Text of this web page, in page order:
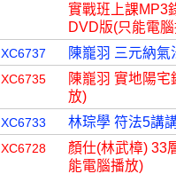
實戰班上課MP3
DVD版(只能電
XC6737 陳巃羽 三元納
XC6735
陳巃羽 實地陽
放)
XC6733 林琮學 符法5講
XC6728
顏仕(林武樟) 33
能電腦播放)